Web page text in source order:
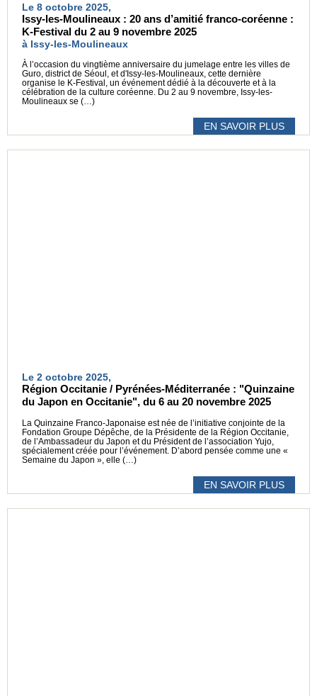
Le 8 octobre 2025,
Issy-les-Moulineaux : 20 ans d’amitié franco-coréenne :
K-Festival du 2 au 9 novembre 2025
à Issy-les-Moulineaux
À l’occasion du vingtième anniversaire du jumelage entre les villes de
Guro, district de Séoul, et d'Issy-les-Moulineaux, cette dernière
organise le K-Festival, un événement dédié à la découverte et à la
célébration de la culture coréenne. Du 2 au 9 novembre, Issy-les-
Moulineaux se (…)
EN SAVOIR PLUS
Le 2 octobre 2025,
Région Occitanie / Pyrénées-Méditerranée : "Quinzaine
du Japon en Occitanie", du 6 au 20 novembre 2025
La Quinzaine Franco-Japonaise est née de l’initiative conjointe de la
Fondation Groupe Dépêche, de la Présidente de la Région Occitanie,
de l’Ambassadeur du Japon et du Président de l’association Yujo,
spécialement créée pour l’événement. D’abord pensée comme une «
Semaine du Japon », elle (…)
EN SAVOIR PLUS